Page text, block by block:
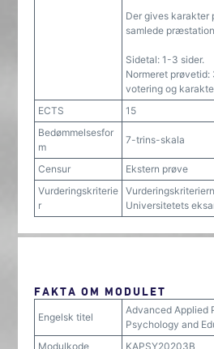
Der gives karakter
samlede
Sidetal: 1-3 sider.
Normeret
votering og
ECTS
15
Bedømmelsesfor
m
7-trins-skala
Censur
Ekstern prøve
Vurderingskriterie
r
Universitetets
FAKTA OM MODULET
Engelsk titel
Advanced Applied
Psychology and
Modulkode
KAPSY20203B